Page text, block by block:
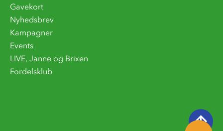
Gavekort
Nyhedsbrev
Kampagner
Events
LIVE, Janne og Brixen
Fordelsklub